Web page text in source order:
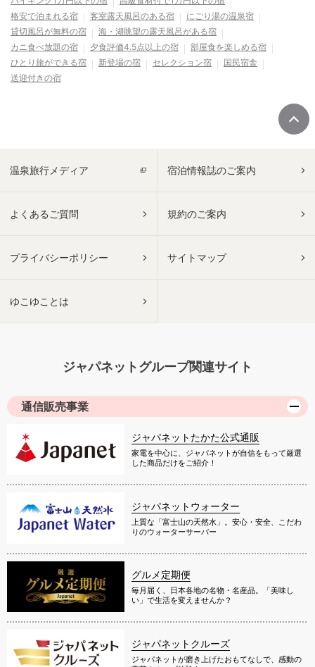
格安で泊まれる宿
客室露天風呂のある宿
にごり湯の温泉宿
貸切風呂が無料の宿
海・湖眺望の露天風呂がある宿
カニ食べ放題の宿
夕食評価4.5点以上の宿
部屋食を楽しめる宿
ひとり旅ができる宿
新登場の宿 セレクション宿
国民宿舎
送迎付きの宿
温泉旅行メディア 宿泊情報誌のご案内
よくあるご質問 規約のご案内
プライバシーポリシー サイトマップ
ゆこゆことは
ジャパネットグループ関連サイト
通信販売事業
ジャパネットたかた公式通販
家電を中心に、ジャパネットが自信をもって厳選
した商品だけをご紹介！
ジャパネットウォーター
上質な「富士山の天然水」。安心・安全、こだわ
りのウォーターサーバー
グルメ定期便
毎月届く、日本各地の名物・名産品。「美味し
い」で生活を変えませんか？
ジャパネットクルーズ
ジャパネットが磨き上げたおもてなしで、感動の